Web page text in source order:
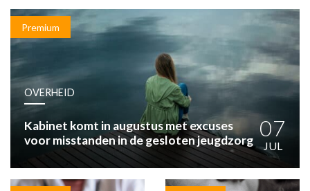
INLOGGEN
REGISTRATIE
Premium
OVERHEID
Kabinet komt in augustus met excuses
voor misstanden in de gesloten jeugdzorg 07
JUL